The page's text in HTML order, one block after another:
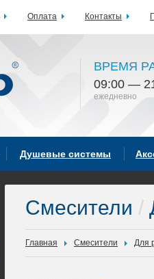
ВРЕМЯ
09:00 —
ежедневно
Душевые системы
Смесители /
Главная Смесители Для
Оплата Контакты